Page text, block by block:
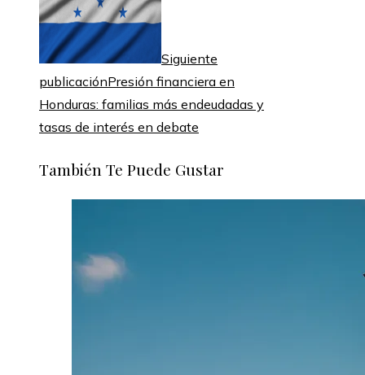
Siguiente
publicaciónPresión financiera en
Honduras: familias más endeudadas y
tasas de interés en debate
También Te Puede Gustar